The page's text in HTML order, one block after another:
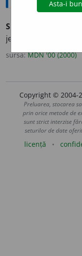
SPOLI
a
jefui, a prăda. (<
sursa:MDN '00 (2000)
Copyright © 2004-
Preluarea, stocarea
prin orice metode de
sunt strict interzise
seturilor de date
licență